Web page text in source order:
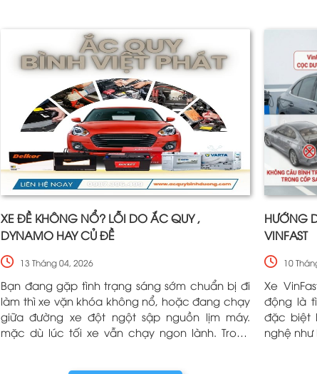
XE ĐỀ KHÔNG NỔ? LỖI DO ẮC QUY ,
DYNAMO HAY CỦ ĐỀ
13 Tháng 04, 2026
Bạn đang gặp tình trạng sáng sớm chuẩn bị đi
làm thì xe vặn khóa không nổ, hoặc đang chạy
giữa đường xe đột ngột sập nguồn lịm máy.
mặc dù lúc tối xe vẫn chạy ngon lành. Trong
HƯỚNG
VINFAST
10
Xe
động là
đặc biệt
nghệ như